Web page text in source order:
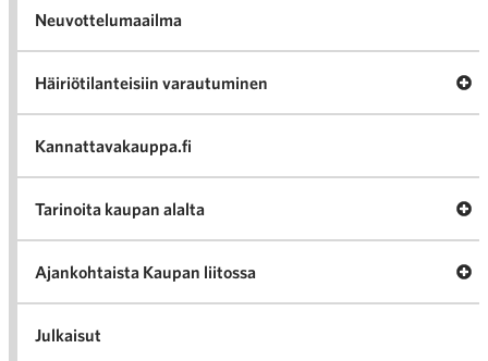
Neuvottelumaailma
Häiriötilanteisiin varautuminen
Kannattavakauppa.fi
Tarinoita kaupan alalta
Ajankohtaista Kaupan liitossa
Julkaisut